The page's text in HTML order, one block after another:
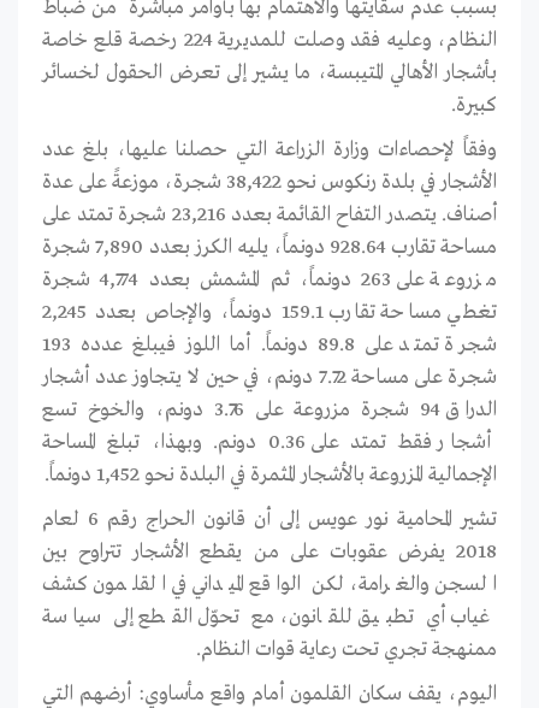
بسبب عدم سقايتها والاهتمام بها بأوامر مباشرة من ضباط
النظام، وعليه فقد وصلت للمديرية 224 رخصة قلع خاصة
بأشجار الأهالي المتيبسة، ما يشير إلى تعرض الحقول لخسائر
كبيرة.
وفقاً لإحصاءات وزارة الزراعة التي حصلنا عليها، بلغ عدد
الأشجار في بلدة رنكوس نحو 38,422 شجرة، موزعةً على عدة
أصناف. يتصدر التفاح القائمة بعدد 23,216 شجرة تمتد على
مساحة تقارب 928.64 دونماً، يليه الكرز بعدد 7,890 شجرة
مزروعة على 263 دونماً، ثم المشمش بعدد 4,774 شجرة
تغطي مساحة تقارب 159.1 دونماً، والإجاص بعدد 2,245
شجرة تمتد على 89.8 دونماً. أما اللوز فيبلغ عدده 193
شجرة على مساحة 7.72 دونم، في حين لا يتجاوز عدد أشجار
الدراق 94 شجرة مزروعة على 3.76 دونم، والخوخ تسع
أشجار فقط تمتد على 0.36 دونم. وبهذا، تبلغ المساحة
الإجمالية المزروعة بالأشجار المثمرة في البلدة نحو 1,452 دونماً.
تشير المحامية نور عويس إلى أن قانون الحراج رقم 6 لعام
2018 يفرض عقوبات على من يقطع الأشجار تتراوح بين
السجن والغرامة، لكن الواقع الميداني في القلمون كشف
غياب أي تطبيق للقانون، مع تحوّل القطع إلى سياسة
ممنهجة تجري تحت رعاية قوات النظام.
اليوم، يقف سكان القلمون أمام واقع مأساوي: أرضهم التي